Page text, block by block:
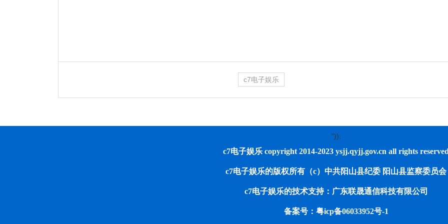
c7电子娱乐
"));
c7电子娱乐 copyright 2014-2023 ysjj.qyjj.gov.cn all rights
c7电子娱乐的版权所有（c）中共阳山县纪委 阳山县监察委员会
c7电子娱乐的技术支持：广东联晟通信科技有限公司
备案号：粤icp备06033952号-1